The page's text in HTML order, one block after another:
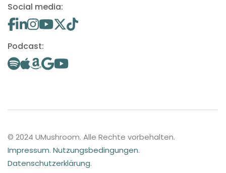
Social media:
Podcast:
© 2024 UMushroom. Alle Rechte vorbehalten.
Impressum. Nutzungsbedingungen.
Datenschutzerklärung.